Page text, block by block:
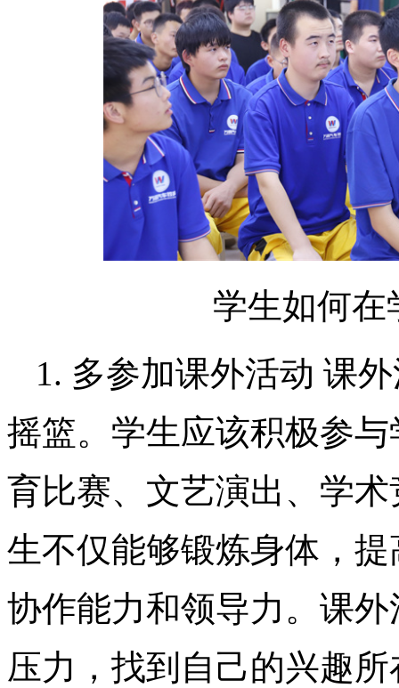
学生如何在
1. 多参加课外活动 课
摇篮。学生应该积极参
育比赛、文艺演出、学
生不仅能够锻炼身体，
协作能力和领导力。课
压力，找到自己的兴趣